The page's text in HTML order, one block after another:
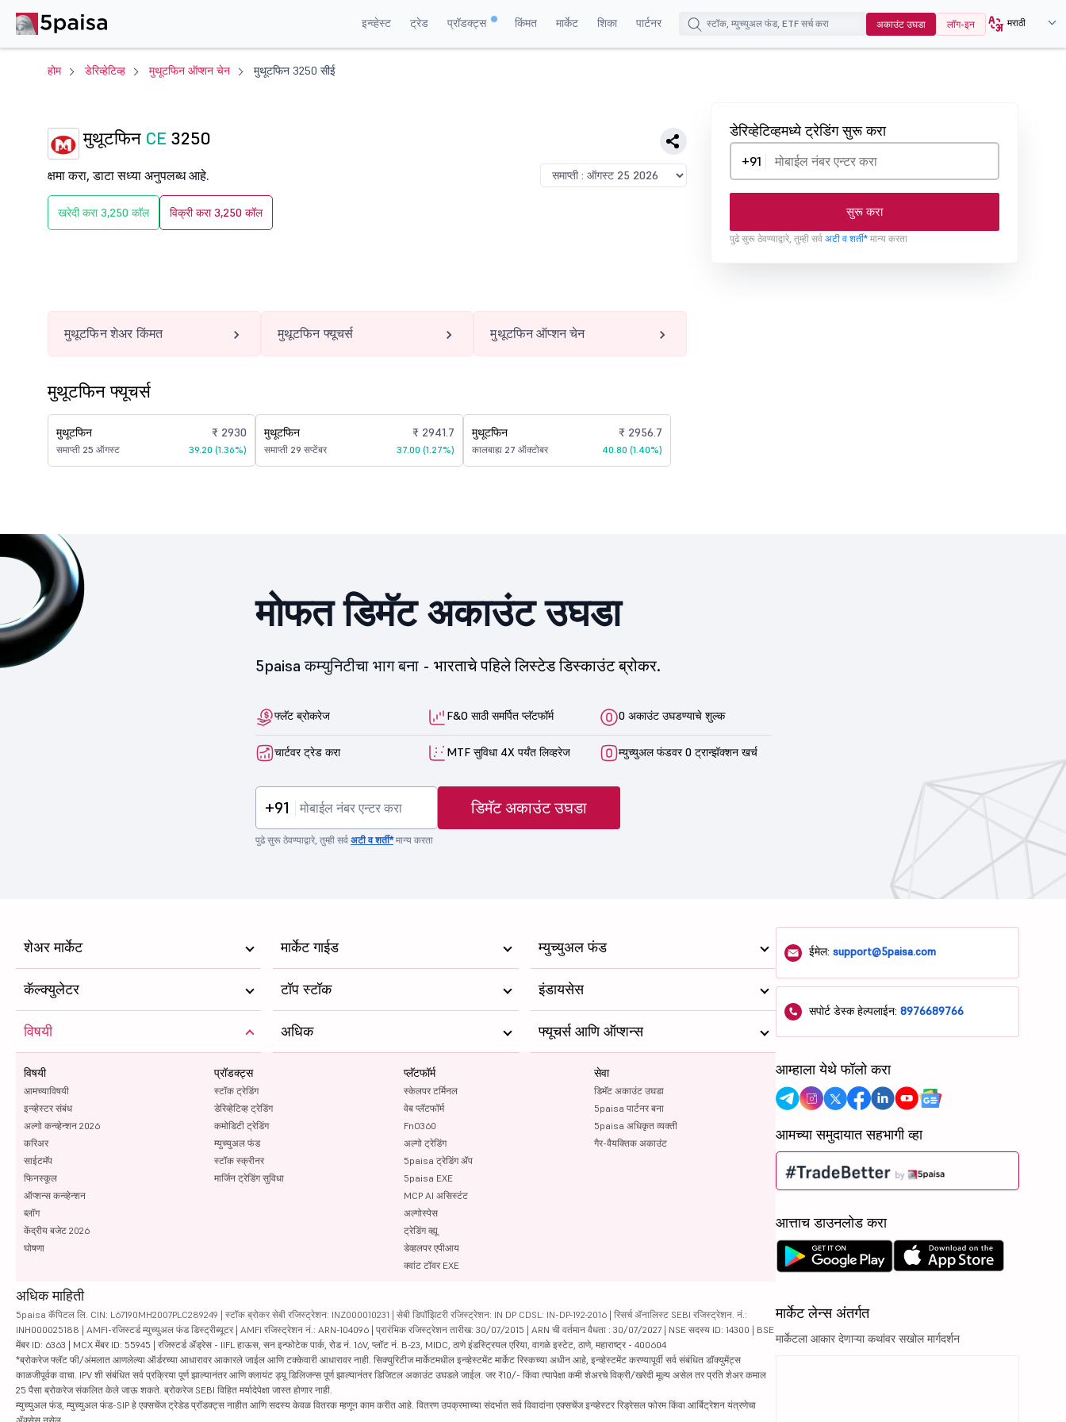
इन्व्हेस्ट ट्रेड प्रॉडक्ट्स किंमत मार्केट शिका पार्टनर अकाउंट उघडा लॉग-इन मराठी
होम डेरिव्हेटिव्ह मुथूटफिन ऑप्शन चेन मुथूटफिन 3250 सीई
मुथूटफिन CE 3250
क्षमा करा, डाटा सध्या अनुपलब्ध आहे.
खरेदी करा 3,250 कॉल विक्री करा 3,250 कॉल
डेरिव्हेटिव्हमध्ये ट्रेडिंग सुरू करा
+91
सुरू करा
पुढे सुरू ठेवण्याद्वारे, तुम्ही सर्व अटी व शर्ती* मान्य करता
मुथूटफिन शेअर किंमत मुथूटफिन फ्यूचर्स मुथूटफिन ऑप्शन चेन
मुथूटफिन फ्यूचर्स
मुथूटफिन
समाप्ती 25 ऑगस्ट
₹ 2930
39.20 (1.36%)
मुथूटफिन
समाप्ती 29 सप्टेंबर
₹ 2941.7
37.00 (1.27%)
मुथूटफिन
कालबाह्य 27 ऑक्टोबर
₹ 2956.7
40.80 (1.40%)
मोफत डिमॅट अकाउंट उघडा
5paisa कम्युनिटीचा भाग बना - भारताचे पहिले लिस्टेड डिस्काउंट ब्रोकर.
फ्लॅट ब्रोकरेज F&O साठी समर्पित प्लॅटफॉर्म 0 अकाउंट उघडण्याचे शुल्क
चार्टवर ट्रेड करा MTF सुविधा 4X पर्यंत लिव्हरेज म्युच्युअल फंडवर 0 ट्रान्झॅक्शन खर्च
+91 डिमॅट अकाउंट उघडा
पुढे सुरू ठेवण्याद्वारे, तुम्ही सर्व अटी व शर्ती*मान्य करता
शेअर मार्केट मार्केट गाईड म्युच्युअल फंड
कॅल्क्युलेटर टॉप स्टॉक इंडायसेस
विषयी
विषयी
आमच्याविषयी
इन्व्हेस्टर संबंध
अल्गो कन्व्हेन्शन 2026
करिअर
साईटमॅप
फिनस्कूल
ऑप्शन्स कन्व्हेन्शन
ब्लॉग
केंद्रीय बजेट 2026
घोषणा
प्रॉडक्ट्स
स्टॉक ट्रेडिंग
डेरिव्हेटिव्ह ट्रेडिंग
कमोडिटी ट्रेडिंग
म्युच्युअल फंड
स्टॉक स्क्रीनर
मार्जिन ट्रेडिंग सुविधा
प्लॅटफॉर्म
स्केलपर टर्मिनल
वेब प्लॅटफॉर्म
FnO360
अल्गो ट्रेडिंग
5paisa ट्रेडिंग ॲप
5paisa EXE
MCP AI असिस्टंट
अल्गोस्पेस
ट्रेडिंग व्ह्यू
डेव्हलपर एपीआय
क्वांट टॉवर EXE
सेवा
डिमॅट अकाउंट उघडा
5paisa पार्टनर बना
5paisa अधिकृत व्यक्ती
गैर-वैयक्तिक अकाउंट
अधिक फ्यूचर्स आणि ऑप्शन्स
अधिक माहिती
5paisa कॅपिटल लि. CIN: L67190MH2007PLC289249 | स्टॉक ब्रोकर सेबी रजिस्ट्रेशन: INZ000010231 | सेबी डिपॉझिटरी रजिस्ट्रेशन: IN DP CDSL: IN-DP-192-2016 | रिसर्च ॲनालिस्ट SEBI रजिस्ट्रेशन. नं.:
INH000025188 | AMFI-रजिस्टर्ड म्युच्युअल फंड डिस्ट्रीब्यूटर | AMFI रजिस्ट्रेशन नं.: ARN-104096 | प्रारंभिक रजिस्ट्रेशन तारीख: 30/07/2015 | ARN ची वर्तमान वैधता : 30/07/2027 | NSE सदस्य ID: 14300 | BSE
मेंबर ID: 6363 | MCX मेंबर ID: 55945 | रजिस्टर्ड ॲड्रेस - IIFL हाऊस, सन इन्फोटेक पार्क, रोड नं. 16V, प्लॉट नं. B-23, MIDC, ठाणे इंडस्ट्रियल एरिया, वागळे इस्टेट, ठाणे, महाराष्ट्र - 400604
*ब्रोकरेज फ्लॅट फी/अंमलात आणलेल्या ऑर्डरच्या आधारावर आकारले जाईल आणि टक्केवारी आधारावर नाही. सिक्युरिटीज मार्केटमधील इन्व्हेस्टमेंट मार्केट रिस्कच्या अधीन आहे, इन्व्हेस्टमेंट करण्यापूर्वी सर्व संबंधित डॉक्युमेंट्स
काळजीपूर्वक वाचा. IPV शी संबंधित सर्व प्रक्रिया पूर्ण झाल्यानंतर आणि क्लायंट ड्यू डिलिजन्स पूर्ण झाल्यानंतर डिजिटल अकाउंट उघडले जाईल. जर ₹10/- किंवा त्यापेक्षा कमी शेअरचे विक्री/खरेदी मूल्य असेल तर प्रति शेअर कमाल
25 पैसा ब्रोकरेज संकलित केले जाऊ शकते. ब्रोकरेज SEBI विहित मर्यादेपेक्षा जास्त होणार नाही.
म्युच्युअल फंड, म्युच्युअल फंड-SIP हे एक्सचेंज ट्रेडेड प्रॉडक्ट्स नाहीत आणि सदस्य केवळ वितरक म्हणून काम करीत आहे. वितरण उपक्रमाच्या संदर्भात सर्व विवादांना एक्सचेंज इन्व्हेस्टर रिड्रेसल फोरम किंवा आर्बिट्रेशन यंत्रणेचा
ईमेल:support@5paisa.com
सपोर्ट डेस्क हेल्पलाईन:8976689766
आम्हाला येथे फॉलो करा
आमच्या समुदायात सहभागी व्हा
आत्ताच डाउनलोड करा
मार्केट लेन्स अंतर्गत
मार्केटला आकार देणाऱ्या कथांवर सखोल मार्गदर्शन